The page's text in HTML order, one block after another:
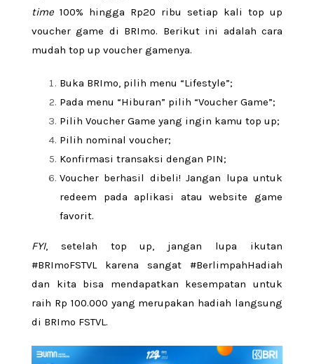
time 100% hingga Rp20 ribu setiap kali top up
voucher game di BRImo. Berikut ini adalah cara
mudah top up voucher gamenya.
Buka BRImo, pilih menu “Lifestyle”;
Pada menu “Hiburan” pilih “Voucher Game”;
Pilih Voucher Game yang ingin kamu top up;
Pilih nominal voucher;
Konfirmasi transaksi dengan PIN;
Voucher berhasil dibeli! Jangan lupa untuk
redeem pada aplikasi atau website game
favorit.
FYI, setelah top up, jangan lupa ikutan
#BRImoFSTVL karena sangat #BerlimpahHadiah
dan kita bisa mendapatkan kesempatan untuk
raih Rp 100.000 yang merupakan hadiah langsung
di BRImo FSTVL.